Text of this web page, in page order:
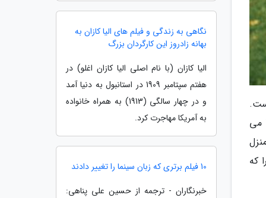
می
که
نگاهی به زندگی و فیلم های الیا کازان به
بهانه زادروز این کارگردان بزرگ
الیا کازان (با نام اصلی الیا کازان اغلو) در
هفتم سپتامبر 1909 در استانبول به دنیا آمد
و در چهار سالگی (1913) به همراه خانواده
به آمریکا مهاجرت کرد.
10 فیلم برتری که زبان سینما را تغییر دادند
خبرنگاران - ترجمه از حسین علی پناهی: